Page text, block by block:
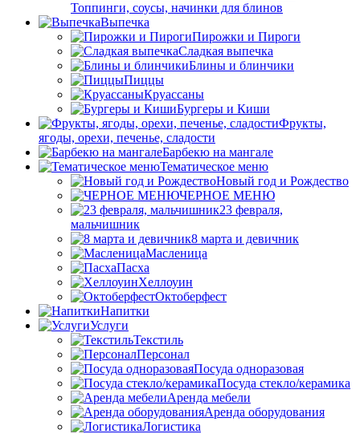
Топпинги, соусы, начинки для блинов
Выпечка
Пирожки и Пироги
Сладкая выпечка
Блины и блинчики
Пиццы
Круасcаны
Бургеры и Киши
Фрукты,
ягоды, орехи, печенье, сладости
Барбекю на мангале
Тематическое меню
Новый год и Рождество
ЧЕРНОЕ МЕНЮ
23 февраля,
мальчишник
8 марта и девичник
Масленица
Пасха
Хеллоуин
Октоберфест
Напитки
Услуги
Текстиль
Персонал
Посуда одноразовая
Посуда стекло/керамика
Аренда мебели
Аренда оборудования
Логистика